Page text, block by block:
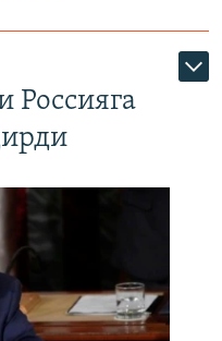
Россияга